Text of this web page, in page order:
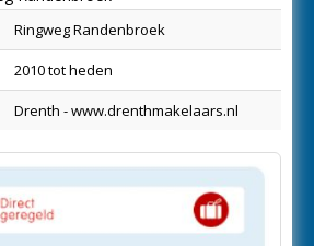
Ringweg Randenbroek
2010 tot heden
Drenth - www.drenthmakelaars.nl